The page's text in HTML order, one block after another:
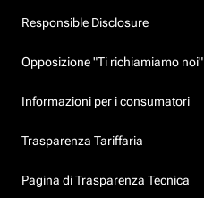
Responsible Disclosure
Opposizione "Ti richiamiamo noi"
Informazioni per i consumatori
Trasparenza Tariffaria
Pagina di Trasparenza Tecnica